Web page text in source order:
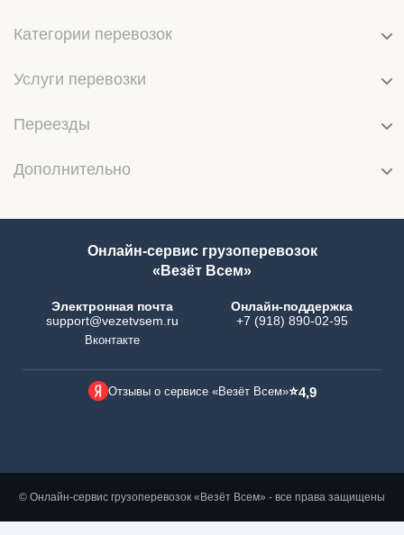
Категории перевозок
Услуги перевозки
Переезды
Дополнительно
Онлайн-сервис грузоперевозок
«Везёт Всем»
Электронная почта
support@vezetvsem.ru
Вконтакте
Онлайн-поддержка
+7 (918) 890-02-95
Отзывы о сервисе «Везёт Всем»⭐4,9
© Онлайн-сервис грузоперевозок «Везёт Всем» - все права защищены